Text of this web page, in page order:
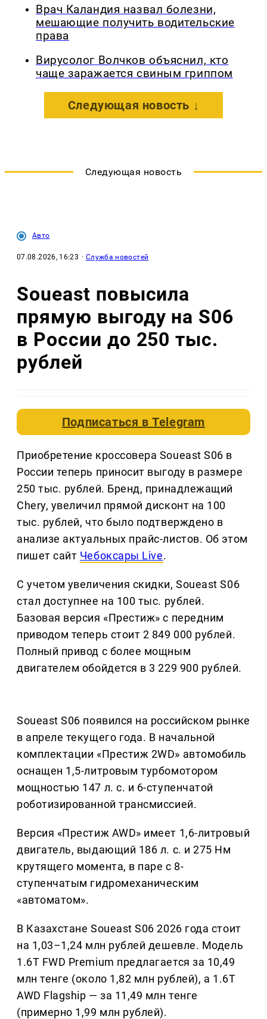
Врач Каландия назвал болезни,
мешающие получить водительские
права
Вирусолог Волчков объяснил, кто
чаще заражается свиным гриппом
Следующая новость ↓
Следующая новость
Авто
07.08.2026, 16:23 · Служба новостей
Soueast повысила
прямую выгоду на S06
в России до 250 тыс.
рублей
Подписаться вTelegram
Приобретение кроссовера Soueast S06 в
России теперь приносит выгоду в размере
250 тыс. рублей. Бренд, принадлежащий
Chery, увеличил прямой дисконт на 100
тыс. рублей, что было подтверждено в
анализе актуальных прайс-листов. Об этом
пишет сайт Чебоксары Live.
С учетом увеличения скидки, Soueast S06
стал доступнее на 100 тыс. рублей.
Базовая версия «Престиж» с передним
приводом теперь стоит 2 849 000 рублей.
Полный привод с более мощным
двигателем обойдется в 3 229 900 рублей.
Soueast S06 появился на российском рынке
в апреле текущего года. В начальной
комплектации «Престиж 2WD» автомобиль
оснащен 1,5-литровым турбомотором
мощностью 147 л. с. и 6-ступенчатой
роботизированной трансмиссией.
Версия «Престиж AWD» имеет 1,6-литровый
двигатель, выдающий 186 л. с. и 275 Нм
крутящего момента, в паре с 8-
ступенчатым гидромеханическим
«автоматом».
В Казахстане Soueast S06 2026 года стоит
на 1,03–1,24 млн рублей дешевле. Модель
1.6T FWD Premium предлагается за 10,49
млн тенге (около 1,82 млн рублей), а 1.6T
AWD Flagship — за 11,49 млн тенге
(примерно 1,99 млн рублей).